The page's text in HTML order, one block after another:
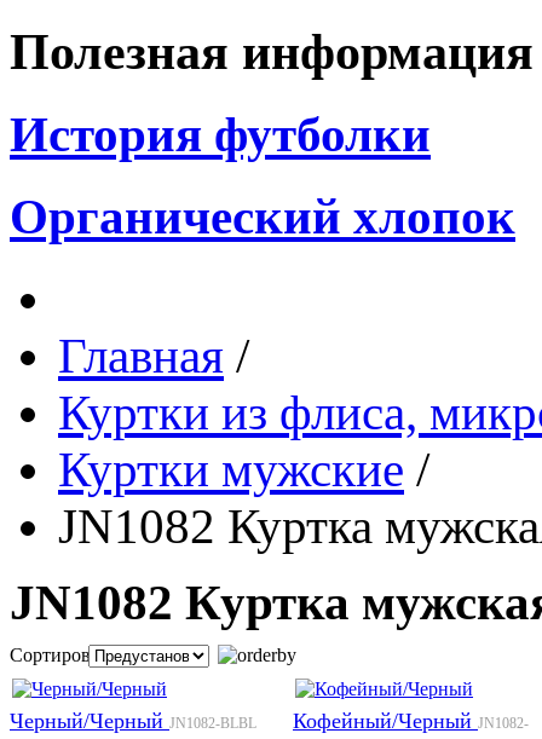
Полезная информация
История футболки
Органический хлопок
Главная /
Куртки из флиса,
Куртки мужские /
JN1082 Куртка
JN1082 Куртка
Сортировка:
Черный/Черный JN1082-BLBL Кофейный/Черный JN1082-